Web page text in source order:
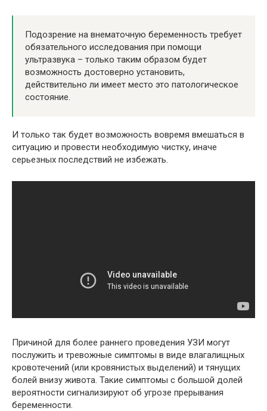
Подозрение на внематочную беременность требует
обязательного исследования при помощи
ультразвука – только таким образом будет
возможность достоверно установить,
действительно ли имеет место это патологическое
состояние.
И только так будет возможность вовремя вмешаться в
ситуацию и провести необходимую чистку, иначе
серьезных последствий не избежать.
Причиной для более раннего проведения УЗИ могут
послужить и тревожные симптомы в виде влагалищных
кровотечений (или кровянистых выделений) и тянущих
болей внизу живота. Такие симптомы с большой долей
вероятности сигнализируют об угрозе прерывания
беременности.